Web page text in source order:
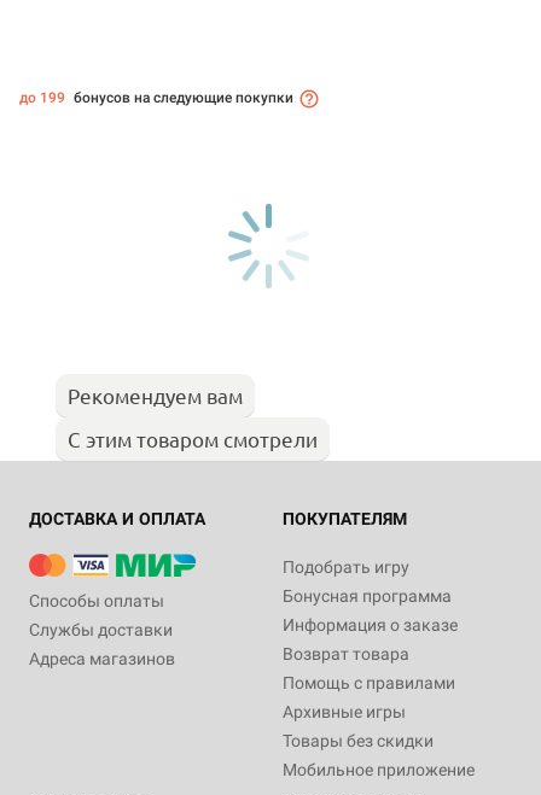
до 199 бонусов на следующие покупки
Рекомендуем вам
С этим товаром смотрели
ДОСТАВКА И ОПЛАТА
Способы оплаты
Службы доставки
Адреса магазинов
ПОКУПАТЕЛЯМ
Подобрать игру
Бонусная программа
Информация о заказе
Возврат товара
Помощь с правилами
Архивные игры
Товары без скидки
Мобильное приложение